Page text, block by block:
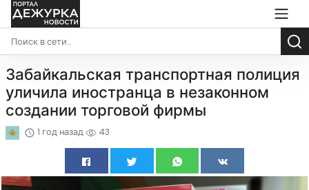
Забайкальская транспортная полиция
уличила иностранца в незаконном
создании торговой фирмы
1 год назад 43